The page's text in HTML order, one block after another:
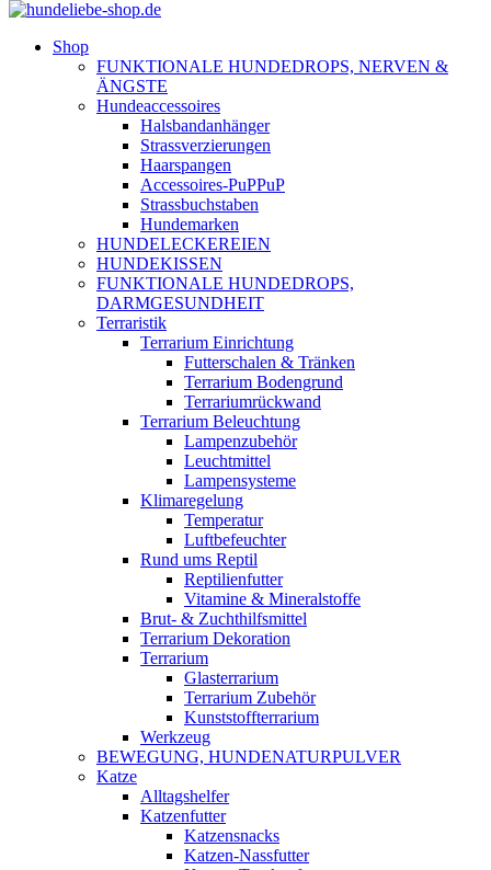
Shop
FUNKTIONALE HUNDEDROPS, NERVEN &
ÄNGSTE
Hundeaccessoires
Halsbandanhänger
Strassverzierungen
Haarspangen
Accessoires-PuPPuP
Strassbuchstaben
Hundemarken
HUNDELECKEREIEN
HUNDEKISSEN
FUNKTIONALE HUNDEDROPS,
DARMGESUNDHEIT
Terraristik
Terrarium Einrichtung
Futterschalen & Tränken
Terrarium Bodengrund
Terrariumrückwand
Terrarium Beleuchtung
Lampenzubehör
Leuchtmittel
Lampensysteme
Klimaregelung
Temperatur
Luftbefeuchter
Rund ums Reptil
Reptilienfutter
Vitamine & Mineralstoffe
Brut- & Zuchthilfsmittel
Terrarium Dekoration
Terrarium
Glasterrarium
Terrarium Zubehör
Kunststoffterrarium
Werkzeug
BEWEGUNG, HUNDENATURPULVER
Katze
Alltagshelfer
Katzenfutter
Katzensnacks
Katzen-Nassfutter